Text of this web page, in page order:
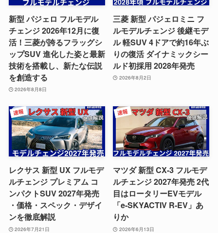
新型 パジェロ フルモデル
チェンジ 2026年12月に復
活！三菱が誇るフラッグシ
ップSUV 進化した姿と最新
技術を搭載し、新たな伝説
を創造する
2026年8月8日
三菱 新型 パジェロミニ フ
ルモデルチェンジ 後継モデ
ル 軽SUV 4ドアで約16年ぶ
りの復活 ダイナミックシー
ルド初採用 2028年発売
2026年8月2日
レクサス 新型 UX フルモデ
ルチェンジ プレミアム コ
ンパクトSUV 2027年発売
・価格・スペック・デザイ
ンを徹底解説
2026年7月21日
マツダ 新型 CX-3 フルモデ
ルチェンジ 2027年発売 2代
目はロータリーEVモデル
「e-SKYACTIV R-EV」あ
りか
2026年6月13日